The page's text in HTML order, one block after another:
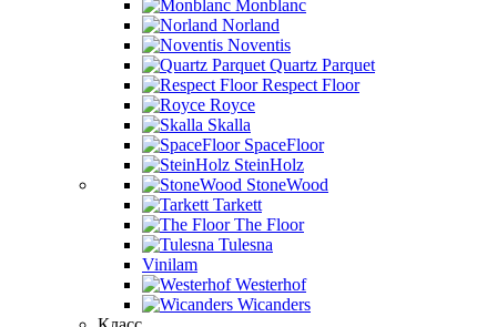
Monblanc
Norland
Noventis
Quartz Parquet
Respect Floor
Royce
Skalla
SpaceFloor
SteinHolz
StoneWood
Tarkett
The Floor
Tulesna
Vinilam
Westerhof
Wicanders